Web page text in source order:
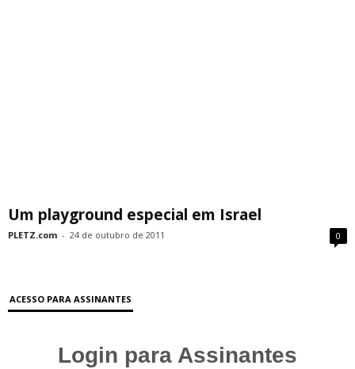
Um playground especial em Israel
PLETZ.com - 24 de outubro de 2011 0
ACESSO PARA ASSINANTES
Login para Assinantes